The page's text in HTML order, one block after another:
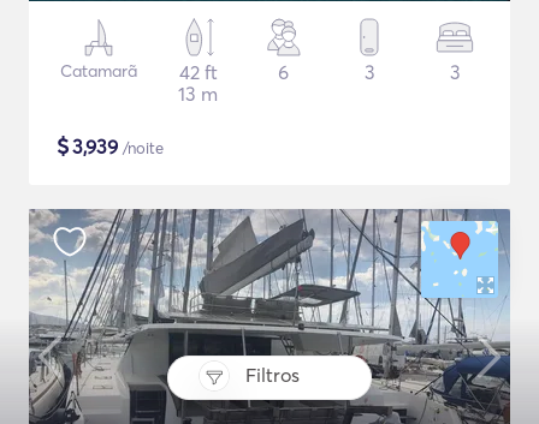
Filtros
Catamarã
42 ft
13 m
6 3 3
$3,939 /noite